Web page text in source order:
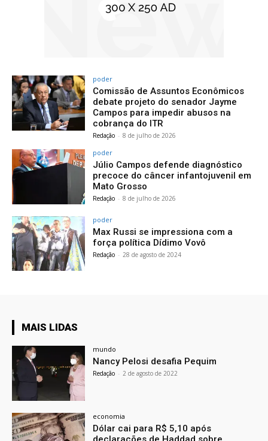
poder
Comissão de Assuntos Econômicos
debate projeto do senador Jayme
Campos para impedir abusos na
cobrança do ITR
Redação - 8 de julho de 2026
poder
Júlio Campos defende diagnóstico
precoce do câncer infantojuvenil em
Mato Grosso
Redação - 8 de julho de 2026
poder
Max Russi se impressiona com a
força política Dídimo Vovô
Redação - 28 de agosto de 2024
MAIS LIDAS
mundo
Nancy Pelosi desafia Pequim
Redação - 2 de agosto de 2022
economia
Dólar cai para R$ 5,10 após